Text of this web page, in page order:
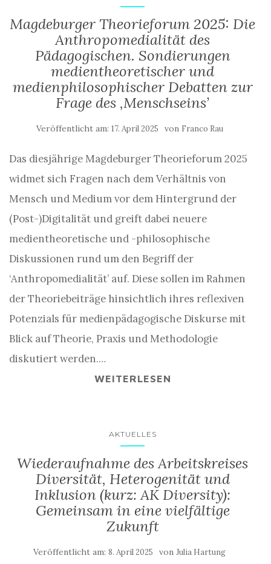
Magdeburger Theorieforum 2025: Die
Anthropomedialität des
Pädagogischen. Sondierungen
medientheoretischer und
medienphilosophischer Debatten zur
Frage des ‚Menschseins’
Veröffentlicht am: 17. April 2025 von Franco Rau
Das diesjährige Magdeburger Theorieforum 2025
widmet sich Fragen nach dem Verhältnis von
Mensch und Medium vor dem Hintergrund der
(Post-)Digitalität und greift dabei neuere
medientheoretische und -philosophische
Diskussionen rund um den Begriff der
‘Anthropomedialität’ auf. Diese sollen im Rahmen
der Theoriebeiträge hinsichtlich ihres reflexiven
Potenzials für medienpädagogische Diskurse mit
Blick auf Theorie, Praxis und Methodologie
diskutiert werden.…
WEITERLESEN
AKTUELLES
Wiederaufnahme des Arbeitskreises
Diversität, Heterogenität und
Inklusion (kurz: AK Diversity):
Gemeinsam in eine vielfältige
Zukunft
Veröffentlicht am: 8. April 2025 von Julia Hartung